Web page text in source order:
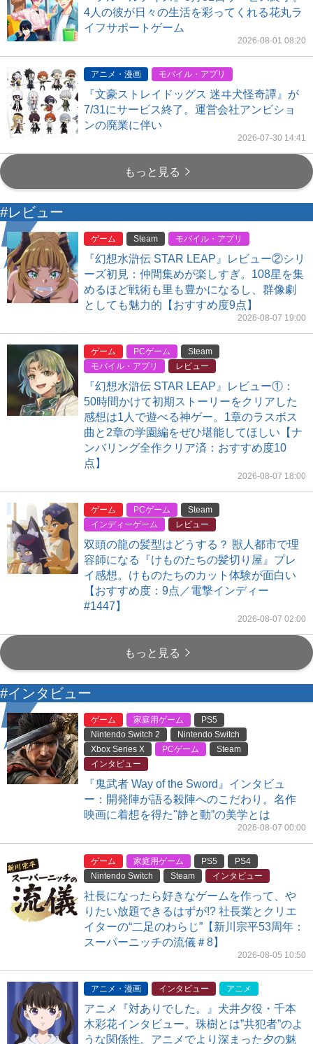
4人の彼が日々の生活を彩ってくれる花丸ラ
イフサポートゲーム
2026-08-01 08:20
アニメ・漫画 モバイル・アプリ
『文豪ストレイドッグス 迷ヰ犬怪奇譚』が
7/31にサービス終了。運営会社アンビショ
ンの廃業に伴い
2026-07-30 14:41
もっと見る
#レビュー
ゲーム Steam モバイル・アプリ
『幻想水滸伝 STAR LEAP』レビュー②シリ
ーズ初見：仲間集めが楽しすぎ。108星を集
めるほど戦術も里も豊かになるし、群像劇
としても魅力的【おすすめ度9点】
2026-08-07 19:00
ゲーム PCゲーム
Steam
モバイル・アプリ
レビュー
『幻想水滸伝 STAR LEAP』レビュー①：
50時間かけて初期ストーリーをクリアした
感想は1人で遊べる神ゲー。1章のラスボス
曲と2章の学園編をぜひ堪能してほしい【ナ
ンバリング全作クリア済：おすすめ度10
点】
2026-08-07 18:00
ゲーム PCゲーム
Steam
インディーゲーム
レビュー
双頭の龍の髪型はどうする？ 獣人都市で理
容師になる『けものたちの髪切り屋』プレ
イ感想。けものたちのカット体験が面白い
【おすすめ度：9点／電撃インディー
#1447】
2026-08-07 02:00
もっと見る
#インタビュー
ゲーム 家庭用ゲーム
PS5
Nintendo Switch 2
Nintendo Switch
Xbox Series X
PCゲーム
Steam
インタビュー
『鬼武者 Way of the Sword』インタビュ
ー：開発陣が語る殺陣へのこだわり。名作
映画に着想を得た"静と動”の美学とは
2026-08-07 00:00
ゲーム 家庭用ゲーム PS5
PS4
Nintendo Switch
Steam インタビュー
社長になったら好きなゲームを作って、や
りたい放題できるはずが!? 社長業とクリエ
イターの“二足のわらじ”【新川宗平53周年：
スーパーニッチの流儀＃8】
2026-08-05 10:50
アニメ・漫画 インタビュー アニメ
アニメ『対ありでした。』犬井夕役・千本
木彩花インタビュー。珠樹とは”共犯者”のよ
うな関係性。アニメでより深まった夕の魅